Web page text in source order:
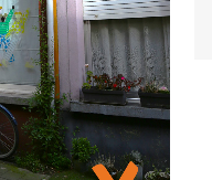
+